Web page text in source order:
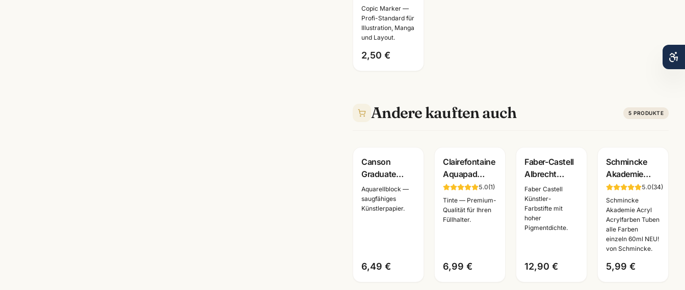
+ Leermarker
+ Pinzette ·
Künstlerbedarf
Mannheim
Copic Marker —
Profi-Standard für
Illustration, Manga
und Layout.
2,50 €
Andere kauften auch 5 PRODUKTE
Canson
Graduate
Aquarellblock
250g · 20
Blatt ·
Aquarellblock —
saugfähiges
Künstlerpapier.
6,49 €
Clairefontaine
Aquapad
Aquarellblock
Cold Pressed ·
A6/A5/A4 ·
Künstlerbedarf
5.0(1)
Tinte — Premium-
Qualität für Ihren
Füllhalter.
6,99 €
Faber-Castell
Albrecht
Duerer
Aquarellstifte ·
12/24/36/60/120er
Set ·
Faber Castell
Künstler-
Farbstifte mit
hoher
Pigmentdichte.
12,90 €
Schmincke
Akademie
Acryl 60ml ·
Acrylfarben
einzeln ·
Künstlerbedarf
Mannheim
5.0(34)
Schmincke
Akademie Acryl
Acrylfarben Tuben
alle Farben
einzeln 60ml NEU!
von Schmincke.
5,99 €